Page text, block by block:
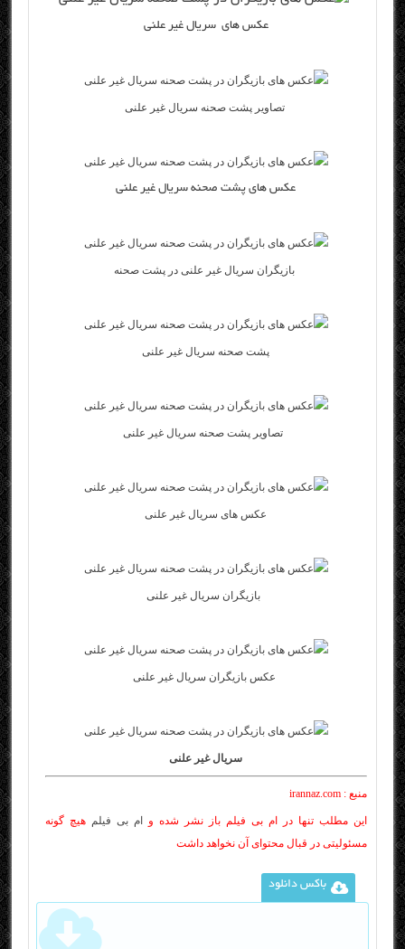
عکس های سریال غیر علنی
تصاویر پشت صحنه سریال غیر علنی
عکس های پشت صحنه سریال غیر علنی
بازیگران سریال غیر علنی در پشت صحنه
پشت صحنه سریال غیر علنی
تصاویر پشت صحنه سریال غیر علنی
عکس های سریال غیر علنی
بازیگران سریال غیر علنی
عکس بازیگران سریال غیر علنی
سریال غیر علنی
منبع : irannaz.com
این مطلب تنها در ام بی فیلم باز نشر شده و ام بی فیلم هیچ گونه
مسئولیتی در قبال محتوای آن نخواهد داشت
باکس دانلود